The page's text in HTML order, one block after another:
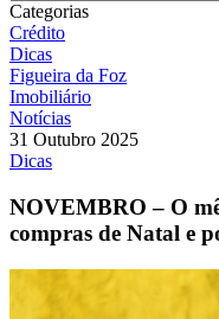
Categorias
Crédito
Dicas
Figueira da Foz
Imobiliário
Notícias
31 Outubro 2025
Dicas
NOVEMBRO – O
compras de Natal e